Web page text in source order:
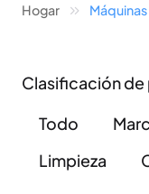
Hogar Máquinas
Clasificación
Todo
Limpieza